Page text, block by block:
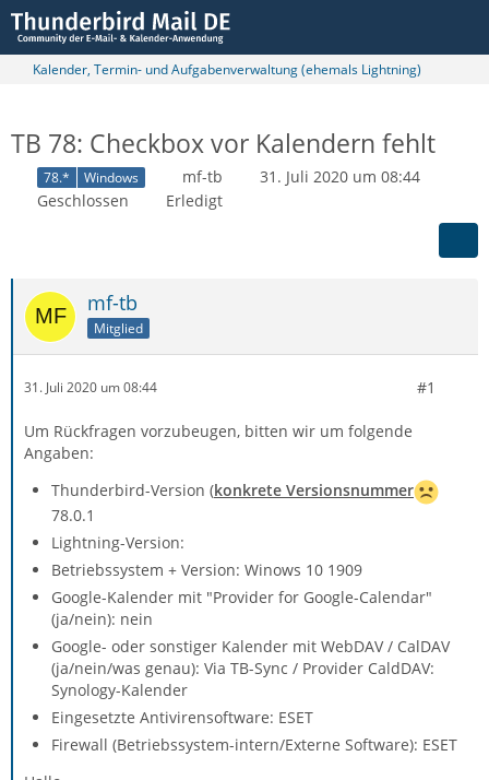
Kalender, Termin- und Aufgabenverwaltung (ehemals Lightning)
TB 78: Checkbox vor Kalendern fehlt
78.* Windows mf-tb
31. Juli 2020 um 08:44
Geschlossen
Erledigt
mf-tb
Mitglied
31. Juli 2020 um 08:44 #1
Um Rückfragen vorzubeugen, bitten wir um folgende
Angaben:
Thunderbird-Version (konkrete Versionsnummer
78.0.1
Lightning-Version:
Betriebssystem + Version: Winows 10 1909
Google-Kalender mit "Provider for Google-Calendar"
(ja/nein): nein
Google- oder sonstiger Kalender mit WebDAV / CalDAV
(ja/nein/was genau): Via TB-Sync / Provider CaldDAV:
Synology-Kalender
Eingesetzte Antivirensoftware: ESET
Firewall (Betriebssystem-intern/Externe Software): ESET